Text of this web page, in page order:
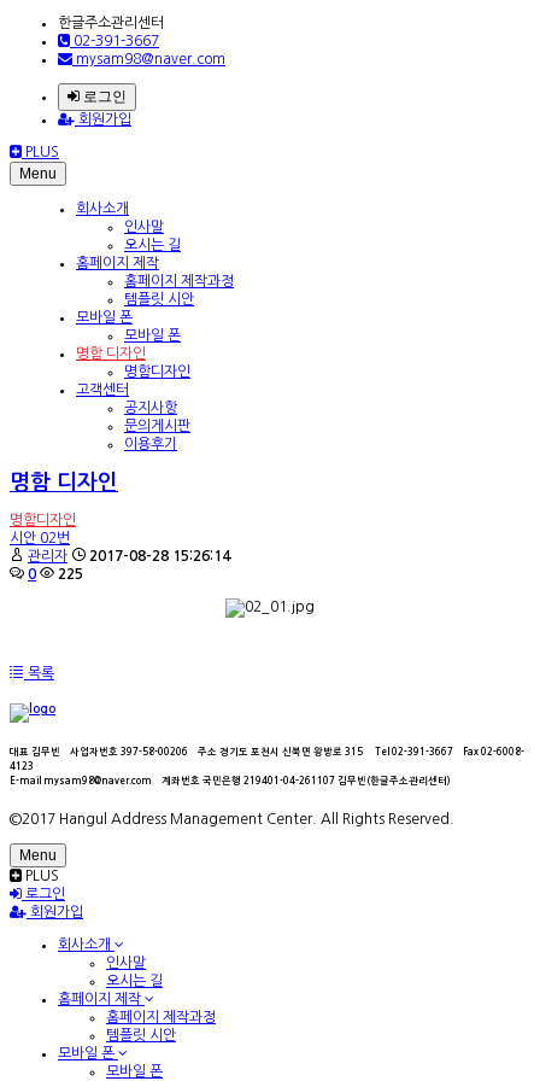
한글주소관리센터
02-391-3667
mysam98@naver.com
로그인
회원가입
PLUS
Menu
회사소개
인사말
오시는 길
홈페이지 제작
홈페이지 제작과정
템플릿 시안
모바일 폰
모바일 폰
명함 디자인
명함디자인
고객센터
공지사항
문의게시판
이용후기
명함 디자인
명함디자인
시안 02번
관리자
2017-08-28 15:26:14
0
225
목록
대표 김무빈 사업자번호 397-58-00206 주소 경기도 포천시 신북면 왕방로 315 Tel 02-391-3667 Fax 02-6008-
4123
E-mail
mysam98@naver.com 계좌번호 국민은행 219401-04-261107 김무빈(한글주소관리센터)
©2017 Hangul Address Management Center. All Rights Reserved.
Menu
PLUS
로그인
회원가입
회사소개
인사말
오시는 길
홈페이지 제작
홈페이지 제작과정
템플릿 시안
모바일 폰
모바일 폰